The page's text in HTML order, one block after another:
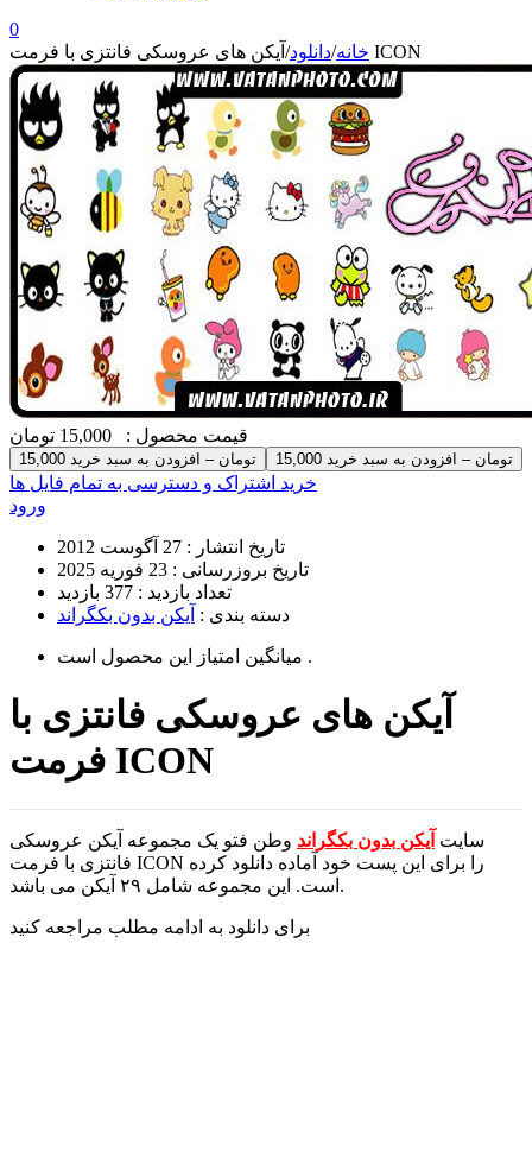
0
خانه/دانلود/ آیکن های عروسکی فانتزی با فرمت ICON
قیمت محصول : 15,000 تومان
15,000 تومان – افزودن به سبد خرید
خرید اشتراک و دسترسی به تمام فایل ها
ورود
تاریخ انتشار : 27 آگوست 2012
تاریخ بروزرسانی : 23 فوریه 2025
تعداد بازدید : 377 بازدید
دسته بندی : آیکن بدون بکگراند
میانگین امتیاز این محصول است .
آیکن های عروسکی فانتزی با
فرمت ICON
سایت آیکن بدون بکگراند وطن فتو یک مجموعه آیکن عروسکی
فانتزی با فرمت ICON را برای این پست خود آماده دانلود کرده
است. این مجموعه شامل ۲۹ آیکن می باشد.
برای دانلود به ادامه مطلب مراجعه کنید